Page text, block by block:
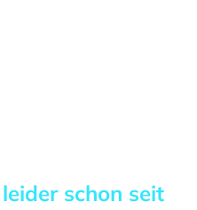
schon seit